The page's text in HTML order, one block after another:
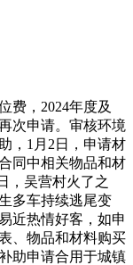
，2024年度及
次申请。审核环境
，1月2日，申请材
同中相关物品和材
，吴营村火了之
多车持续逃尾变
近热情好客，如申
、物品和材料购买
助申请合用于城镇